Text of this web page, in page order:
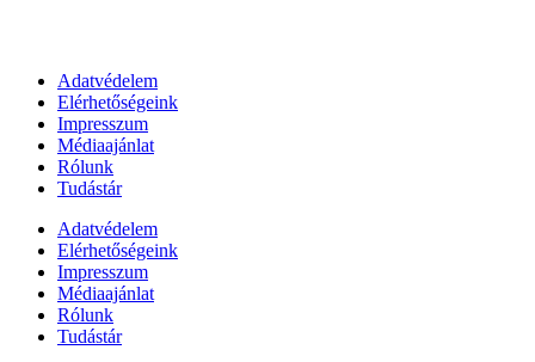
Adatvédelem
Elérhetőségeink
Impresszum
Médiaajánlat
Rólunk
Tudástár
Adatvédelem
Elérhetőségeink
Impresszum
Médiaajánlat
Rólunk
Tudástár